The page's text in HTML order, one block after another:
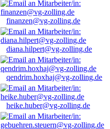
finanzen@vg-zolling.de
diana.hilpert@vg-zolling.de
qendrim.hoxhaj@vg-zolling.de
heike.huber@vg-zolling.de